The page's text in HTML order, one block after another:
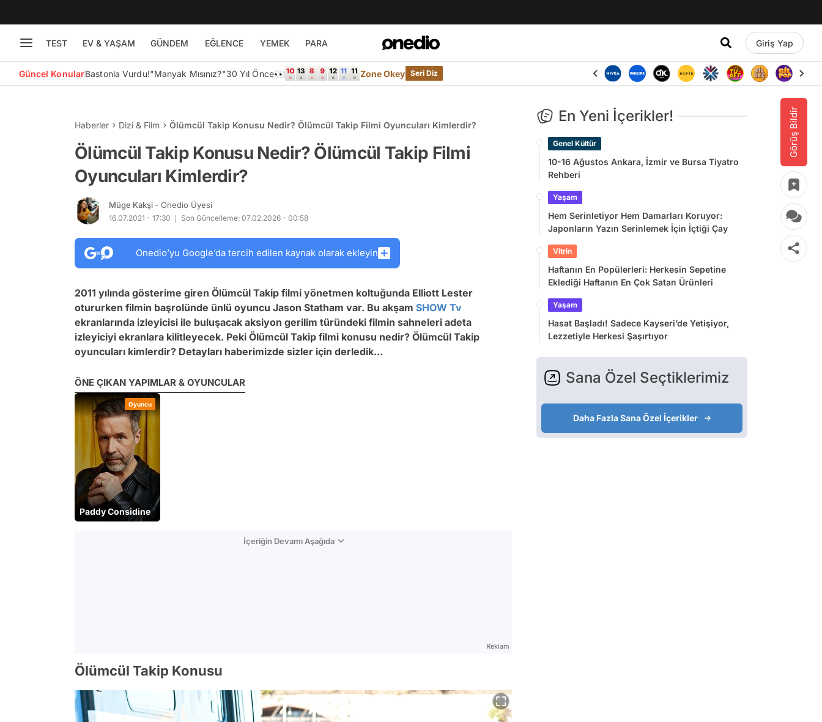
TEST EV & YAŞAM GÜNDEM EĞLENCE YEMEK PARA Giriş Yap
Güncel KonularBastonla Vurdu!"Manyak Mısınız?"30 Yıl Önce👀 Zone Okey Seri Diz
Görüş Bildir
Haberler Dizi & Film Ölümcül Takip Konusu Nedir? Ölümcül Takip Filmi Oyuncuları Kimlerdir?
Ölümcül Takip Konusu Nedir? Ölümcül Takip Filmi
Oyuncuları Kimlerdir?
Müge Kakşi - Onedio Üyesi
16.07.2021 - 17:30 Son Güncelleme: 07.02.2026 - 00:58
Onedio’yu Google’da tercih edilen kaynak olarak ekleyin
2011 yılında gösterime giren Ölümcül Takip filmi yönetmen koltuğunda Elliott Lester
otururken filmin başrolünde ünlü oyuncu Jason Statham var. Bu akşam SHOW Tv
ekranlarında izleyicisi ile buluşacak aksiyon gerilim türündeki filmin sahneleri adeta
izleyiciyi ekranlara kilitleyecek. Peki Ölümcül Takip filmi konusu nedir? Ölümcül Takip
oyuncuları kimlerdir? Detayları haberimizde sizler için derledik...
ÖNE ÇIKAN YAPIMLAR & OYUNCULAR
Oyuncu
Paddy Considine
İçeriğin Devamı Aşağıda
Reklam
Ölümcül Takip Konusu
En Yeni İçerikler!
Genel Kültür
10-16 Ağustos Ankara, İzmir ve Bursa Tiyatro
Rehberi
Yaşam
Hem Serinletiyor Hem Damarları Koruyor:
Japonların Yazın Serinlemek İçin İçtiği Çay
Vitrin
Haftanın En Popülerleri: Herkesin Sepetine
Eklediği Haftanın En Çok Satan Ürünleri
Yaşam
Hasat Başladı! Sadece Kayseri’de Yetişiyor,
Lezzetiyle Herkesi Şaşırtıyor
Sana Özel Seçtiklerimiz
Daha Fazla Sana Özel İçerikler